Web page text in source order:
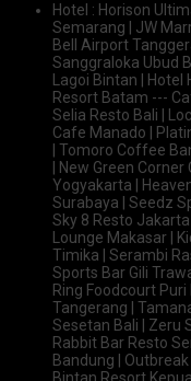
Hotel : Horison
Semarang | JW
Bell Airport
Sanggraloka Ubud
Lagoi Bintan |
Resort Batam ---
Selia Resto Bali |
Cafe Manado |
| Tomoro Coffee
| New Green
Yogyakarta |
Surabaya | Seedz
Sky 8 Resto
Lounge Makasar |
Timika | Serambi
Sports Bar Gili
Ring Foodcourt
Tangerang |
Sesetan Bali | Zeru
Rabbit Bar Resto
Bandung |